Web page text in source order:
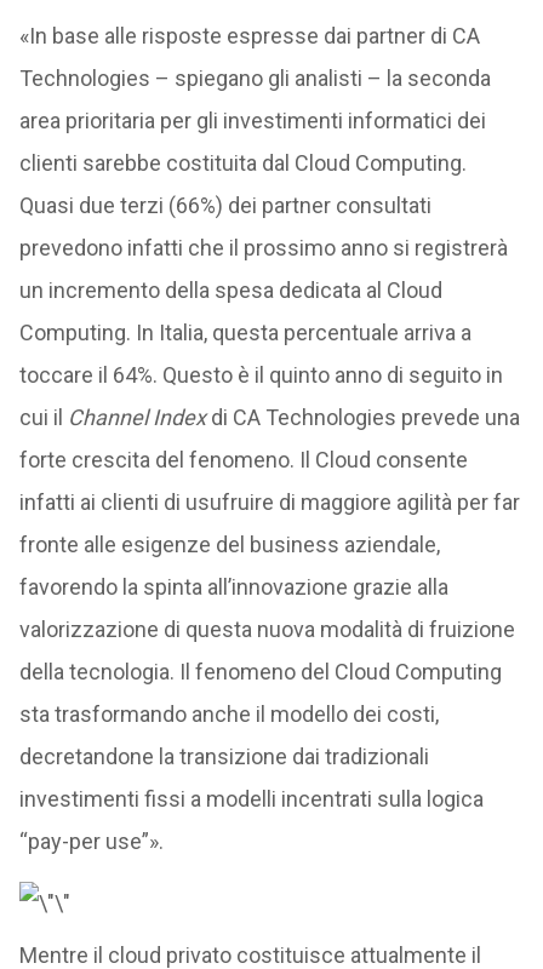
«In base alle risposte espresse dai partner di CA
Technologies – spiegano gli analisti – la seconda
area prioritaria per gli investimenti informatici dei
clienti sarebbe costituita dal Cloud Computing.
Quasi due terzi (66%) dei partner consultati
prevedono infatti che il prossimo anno si registrerà
un incremento della spesa dedicata al Cloud
Computing. In Italia, questa percentuale arriva a
toccare il 64%. Questo è il quinto anno di seguito in
cui il Channel Indexdi CA Technologies prevede una
forte crescita del fenomeno. Il Cloud consente
infatti ai clienti di usufruire di maggiore agilità per far
fronte alle esigenze del business aziendale,
favorendo la spinta all’innovazione grazie alla
valorizzazione di questa nuova modalità di fruizione
della tecnologia. Il fenomeno del Cloud Computing
sta trasformando anche il modello dei costi,
decretandone la transizione dai tradizionali
investimenti fissi a modelli incentrati sulla logica
“pay-per use”».
Mentre il cloud privato costituisce attualmente il